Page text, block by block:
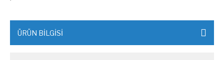
ÜRÜN BİLGİSİ